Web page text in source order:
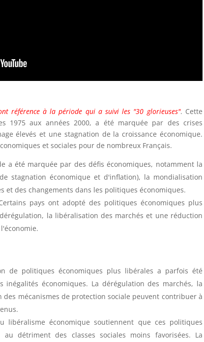
référence à la période qui a suivi les "30 glorieuses". Cette
1975 aux années 2000, a été marquée par des crises
élevés et une stagnation de la croissance économique.
et sociales pour de nombreux Français.
a été marquée par des défis économiques, notamment la
stagnation économique et d'inflation), la mondialisation
et des changements dans les politiques économiques.
pays ont adopté des politiques économiques plus
la libéralisation des marchés et une réduction
de politiques économiques plus libérales a parfois été
inégalités économiques. La dérégulation des marchés, la
mécanismes de protection sociale peuvent contribuer à
libéralisme économique soutiennent que ces politiques
détriment des classes sociales moins favorisées. La